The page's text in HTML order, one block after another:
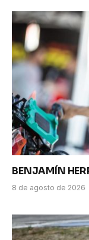
BENJAMÍN
8 de agosto de 2026